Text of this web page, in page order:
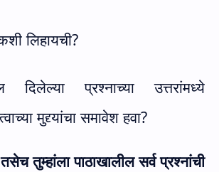
लिहायची?
दिलेल्या प्रश्नाच्या उत्तरांमध्ये
मुद्द्यांचा समावेश हवा?
तसेच तुम्हांला पाठाखालील सर्व प्रश्नांची